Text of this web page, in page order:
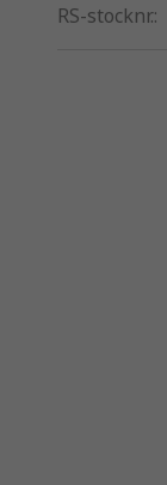
RS-stocknr.: